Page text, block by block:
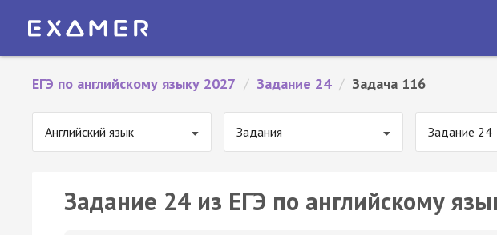
ЕГЭ по английскому языку 2027 / Задание 24 / Задача 116
Английский язык Задания Задание 24
Задание 24 из ЕГЭ по английскому